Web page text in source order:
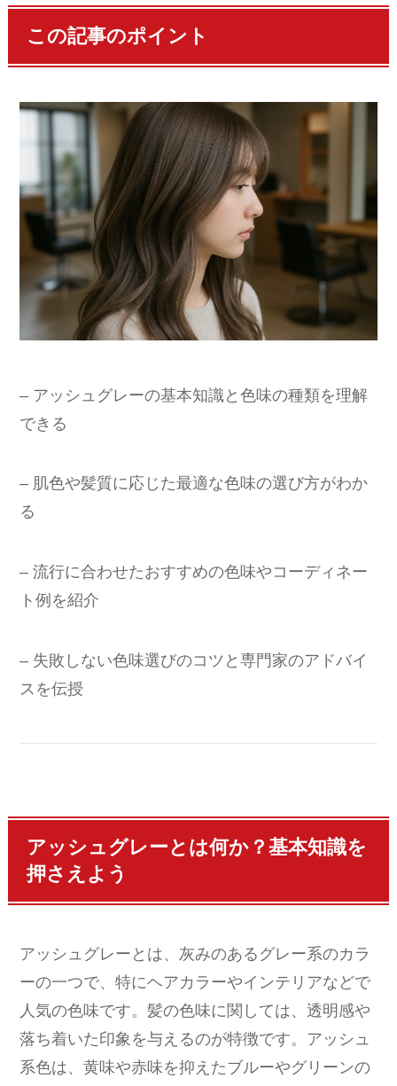
この記事のポイント
– アッシュグレーの基本知識と色味の種類を理解
できる
– 肌色や髪質に応じた最適な色味の選び方がわか
る
– 流行に合わせたおすすめの色味やコーディネー
ト例を紹介
– 失敗しない色味選びのコツと専門家のアドバイ
スを伝授
アッシュグレーとは何か？基本知識を
押さえよう
アッシュグレーとは、灰みのあるグレー系のカラ
ーの一つで、特にヘアカラーやインテリアなどで
人気の色味です。髪の色味に関しては、透明感や
落ち着いた印象を与えるのが特徴です。アッシュ
系色は、黄味や赤味を抑えたブルーやグリーンの